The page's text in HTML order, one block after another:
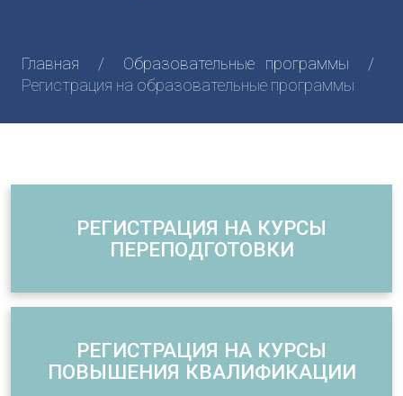
Главная
Образовательные программы
Регистрация на образовательные программы
РЕГИСТРАЦИЯ НА КУРСЫ
ПЕРЕПОДГОТОВКИ
РЕГИСТРАЦИЯ НА КУРСЫ
ПОВЫШЕНИЯ КВАЛИФИКАЦИИ